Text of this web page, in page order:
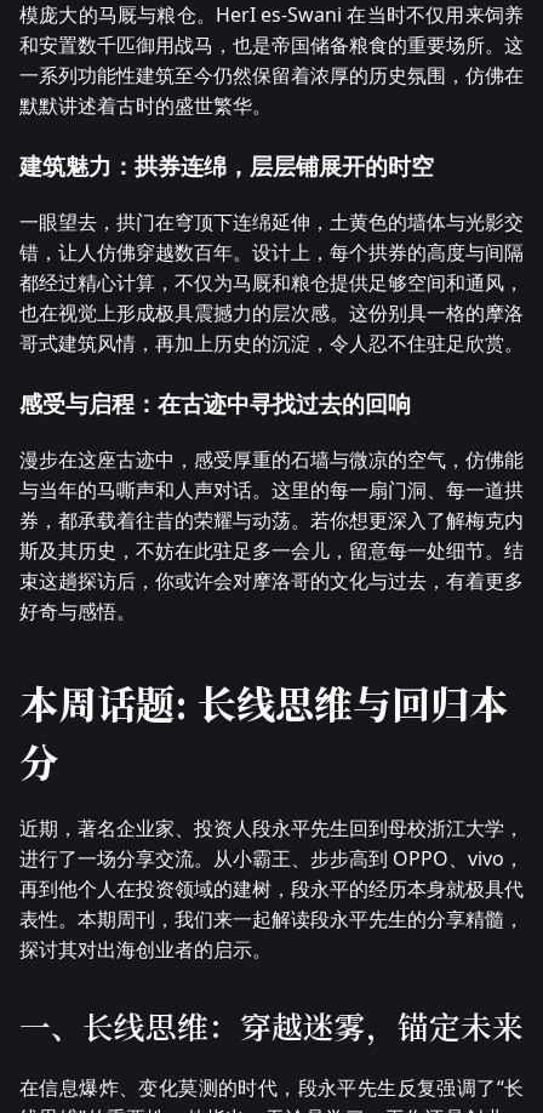
模庞大的马厩与粮仓。HerI es-Swani 在当时不仅用来饲养
和安置数千匹御用战马，也是帝国储备粮食的重要场所。这
一系列功能性建筑至今仍然保留着浓厚的历史氛围，仿佛在
默默讲述着古时的盛世繁华。
建筑魅力：拱券连绵，层层铺展开的时空
一眼望去，拱门在穹顶下连绵延伸，土黄色的墙体与光影交
错，让人仿佛穿越数百年。设计上，每个拱券的高度与间隔
都经过精心计算，不仅为马厩和粮仓提供足够空间和通风，
也在视觉上形成极具震撼力的层次感。这份别具一格的摩洛
哥式建筑风情，再加上历史的沉淀，令人忍不住驻足欣赏。
感受与启程：在古迹中寻找过去的回响
漫步在这座古迹中，感受厚重的石墙与微凉的空气，仿佛能
与当年的马嘶声和人声对话。这里的每一扇门洞、每一道拱
券，都承载着往昔的荣耀与动荡。若你想更深入了解梅克内
斯及其历史，不妨在此驻足多一会儿，留意每一处细节。结
束这趟探访后，你或许会对摩洛哥的文化与过去，有着更多
好奇与感悟。
本周话题: 长线思维与回归本
分
近期，著名企业家、投资人段永平先生回到母校浙江大学，
进行了一场分享交流。从小霸王、步步高到 OPPO、vivo，
再到他个人在投资领域的建树，段永平的经历本身就极具代
表性。本期周刊，我们来一起解读段永平先生的分享精髓，
探讨其对出海创业者的启示。
一、长线思维：穿越迷雾，锚定未来
在信息爆炸、变化莫测的时代，段永平先生反复强调了“长